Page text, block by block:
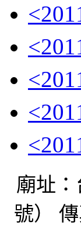
<
<
<
<
<
廟址
號） 傳